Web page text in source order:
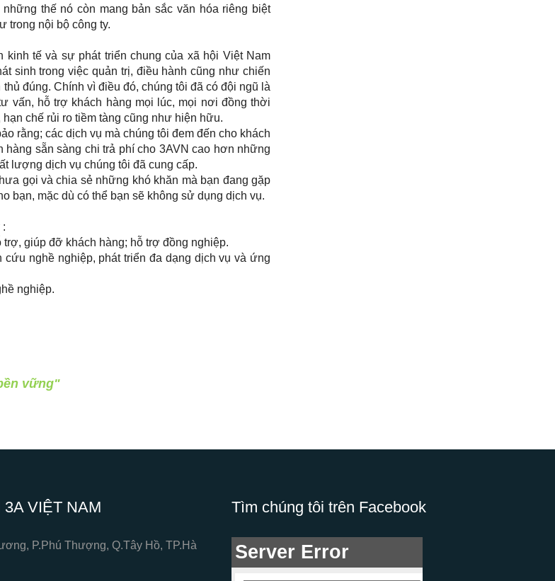
thế nó còn mang bản sắc văn hóa riêng biệt
trong nội bộ công ty.
tế và sự phát triển chung của xã hội Việt Nam
sinh trong việc quản trị, điều hành cũng như chiến
đúng. Chính vì điều đó, chúng tôi đã có đội ngũ là
vấn, hỗ trợ khách hàng mọi lúc, mọi nơi đồng thời
chế rủi ro tiềm tàng cũng như hiện hữu.
rằng; các dịch vụ mà chúng tôi đem đến cho khách
sẵn sàng chi trả phí cho 3AVN cao hơn những
lượng dịch vụ chúng tôi đã cung cấp.
gọi và chia sẻ những khó khăn mà bạn đang gặp
bạn, mặc dù có thể bạn sẽ không sử dụng dịch vụ.
:
giúp đỡ khách hàng; hỗ trợ đồng nghiệp.
nghề nghiệp, phát triển đa dạng dịch vụ và ứng
nghiệp.
vững"
VIỆT NAM
P.Phú Thượng, Q.Tây Hồ, TP.Hà
Tìm chúng tôi trên Facebook